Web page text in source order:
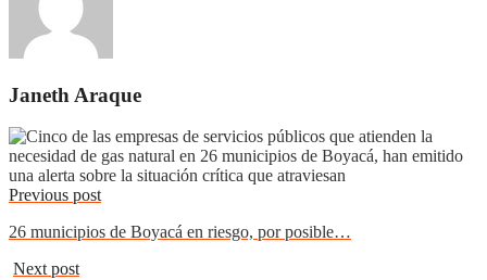
Janeth Araque
Previous post
26 municipios de Boyacá en riesgo, por posible…
Next post